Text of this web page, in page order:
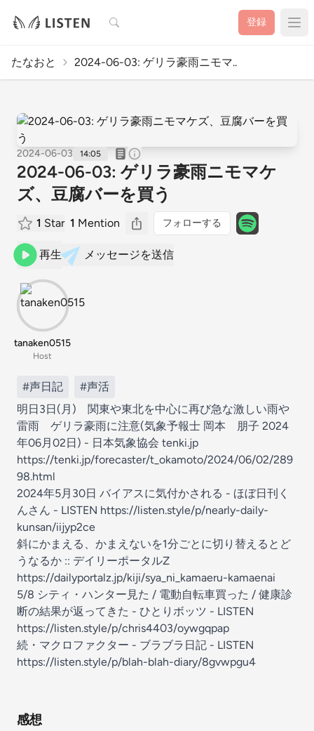
検索 登録
たなおと 2024-06-03: ゲリラ豪雨ニモマ..
2024-06-03 14:05
2024-06-03: ゲリラ豪雨ニモマケ
ズ、豆腐バーを買う
1 Star 1 Mention フォローする
再生 メッセージを送信
tanaken0515
Host
#声日記
#声活
明日3日(月) 関東や東北を中心に再び急な激しい雨や
雷雨 ゲリラ豪雨に注意(気象予報士 岡本 朋子 2024
年06月02日) - 日本気象協会 tenki.jp
https://tenki.jp/forecaster/t_okamoto/2024/06/02/289
98.html
2024年5月30日 バイアスに気付かされる - ほぼ日刊く
んさん - LISTEN https://listen.style/p/nearly-daily-
kunsan/iijyp2ce
斜にかまえる、かまえないを1分ごとに切り替えるとど
うなるか :: デイリーポータルZ
https://dailyportalz.jp/kiji/sya_ni_kamaeru-kamaenai
5/8 シティ・ハンター見た / 電動自転車買った / 健康診
断の結果が返ってきた - ひとりボッツ - LISTEN
https://listen.style/p/chris4403/oywgqpap
続・マクロファクター - ブラブラ日記 - LISTEN
https://listen.style/p/blah-blah-diary/8gvwpgu4
感想